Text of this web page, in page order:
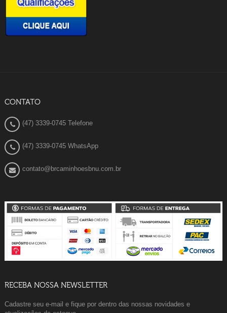
CONTATO
(47) 3339-0745 Telefone
(47) 3339-0745 WhatsApp
contato@brcaminhoesbnu.com.br
RECEBA NOSSA NEWSLETTER
Cadastre seu e-mail e fique por dentro das nossas novidades e